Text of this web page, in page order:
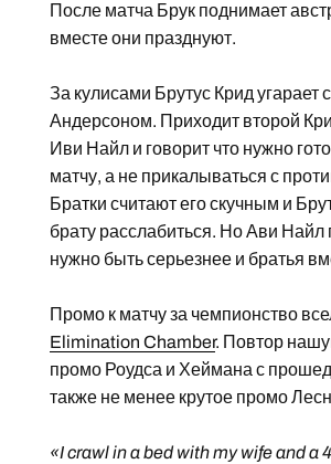
После матча Брук поднимает
вместе они празднуют.
За кулисами Брутус Крид угарает
Андерсоном. Приходит второй
Иви Найл и говорит что нужно
матчу, а не прикалываться с
Братки считают его скучным и
брату расслабиться. Но Ави Найл
нужно быть серьезнее и братья
Промо к матчу за чемпионство
Elimination Chamber. Повтор
промо Роудса и Хеймана с
также не менее крутое промо
«I crawl in a bed with my wife and a